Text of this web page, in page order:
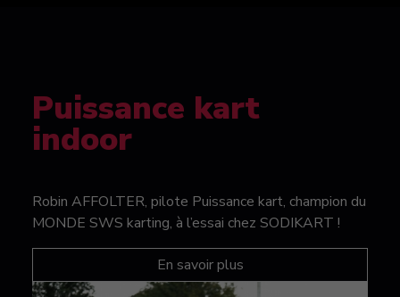
Puissance kart
indoor
Robin AFFOLTER, pilote Puissance kart, champion du
MONDE SWS karting, à l’essai chez SODIKART !
En savoir plus